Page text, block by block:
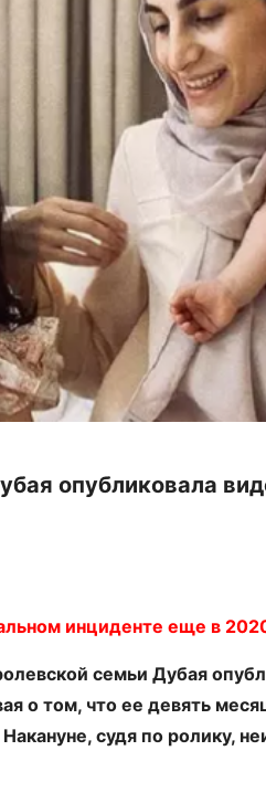
опубликовала
инциденте еще в
семьи Дубая
о том, что ее девять
судя по ролику,